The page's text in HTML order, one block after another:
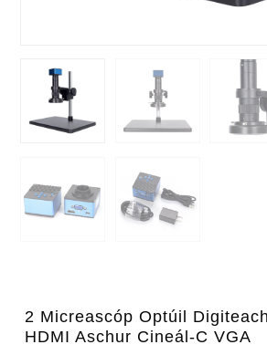
2 Micreascóp Optúil
HDMI Aschur Cineál-C VGA